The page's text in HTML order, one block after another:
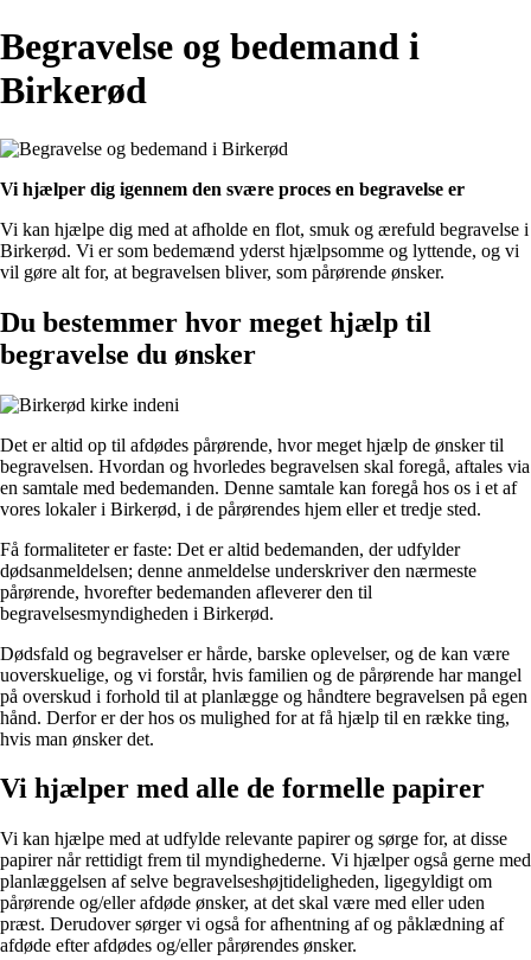
Begravelse og bedemand i
Birkerød
Vi hjælper dig igennem den svære proces en begravelse er
Vi kan hjælpe dig med at afholde en flot, smuk og ærefuld begravelse i
Birkerød. Vi er som bedemænd yderst hjælpsomme og lyttende, og vi
vil gøre alt for, at begravelsen bliver, som pårørende ønsker.
Du bestemmer hvor meget hjælp til
begravelse du ønsker
Det er altid op til afdødes pårørende, hvor meget hjælp de ønsker til
begravelsen. Hvordan og hvorledes begravelsen skal foregå, aftales via
en samtale med bedemanden. Denne samtale kan foregå hos os i et af
vores lokaler i Birkerød, i de pårørendes hjem eller et tredje sted.
Få formaliteter er faste: Det er altid bedemanden, der udfylder
dødsanmeldelsen; denne anmeldelse underskriver den nærmeste
pårørende, hvorefter bedemanden afleverer den til
begravelsesmyndigheden i Birkerød.
Dødsfald og begravelser er hårde, barske oplevelser, og de kan være
uoverskuelige, og vi forstår, hvis familien og de pårørende har mangel
på overskud i forhold til at planlægge og håndtere begravelsen på egen
hånd. Derfor er der hos os mulighed for at få hjælp til en række ting,
hvis man ønsker det.
Vi hjælper med alle de formelle papirer
Vi kan hjælpe med at udfylde relevante papirer og sørge for, at disse
papirer når rettidigt frem til myndighederne. Vi hjælper også gerne med
planlæggelsen af selve begravelseshøjtideligheden, ligegyldigt om
pårørende og/eller afdøde ønsker, at det skal være med eller uden
præst. Derudover sørger vi også for afhentning af og påklædning af
afdøde efter afdødes og/eller pårørendes ønsker.